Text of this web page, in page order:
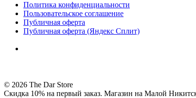
Политика конфиденциальности
Пользовательское соглашение
Публичная оферта
Публичная оферта (Яндекс Сплит)
© 2026 The Dar Store
Скидка 10% на первый заказ. Магазин на Малой